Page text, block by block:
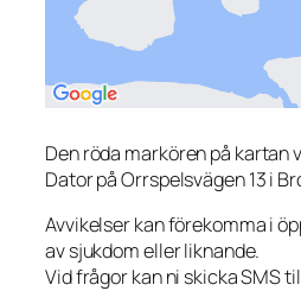
Den röda markören på kartan
Dator på Orrspelsvägen 13 i
Avvikelser kan förekomma i
av sjukdom eller liknande.
Vid frågor kan ni skicka SMS